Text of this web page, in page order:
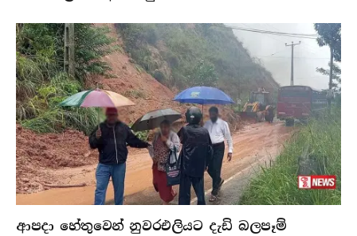
ආපදා හේතුවෙන් නුවරඑලියට දැඩි බලපෑම්